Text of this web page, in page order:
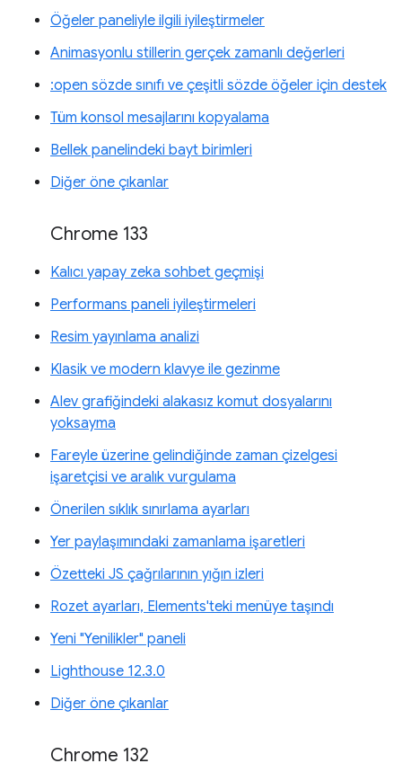
Öğeler paneliyle ilgili iyileştirmeler
Animasyonlu stillerin gerçek zamanlı değerleri
:open sözde sınıfı ve çeşitli sözde öğeler için destek
Tüm konsol mesajlarını kopyalama
Bellek panelindeki bayt birimleri
Diğer öne çıkanlar
Chrome 133
Kalıcı yapay zeka sohbet geçmişi
Performans paneli iyileştirmeleri
Resim yayınlama analizi
Klasik ve modern klavye ile gezinme
Alev grafiğindeki alakasız komut dosyalarını
yoksayma
Fareyle üzerine gelindiğinde zaman çizelgesi
işaretçisi ve aralık vurgulama
Önerilen sıklık sınırlama ayarları
Yer paylaşımındaki zamanlama işaretleri
Özetteki JS çağrılarının yığın izleri
Rozet ayarları, Elements'teki menüye taşındı
Yeni "Yenilikler" paneli
Lighthouse 12.3.0
Diğer öne çıkanlar
Chrome 132